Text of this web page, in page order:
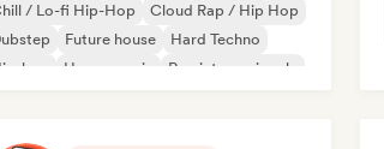
/ Lo-fi Hip-Hop
Cloud Rap / Hip Hop
Future house
Hard Techno
hop
House music Rap internazionale